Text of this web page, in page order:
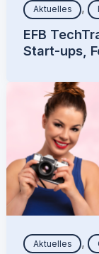
Aktuelles ,
EFB
Start-ups,
Aktuelles ,